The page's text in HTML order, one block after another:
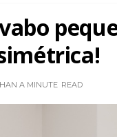
A MINUTE READ